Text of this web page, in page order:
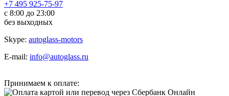
+7 495 925-75-97
с 8:00 до 23:00
без выходных
Skype: autoglass-motors
E-mail: info@autoglass.ru
Принимаем к оплате: